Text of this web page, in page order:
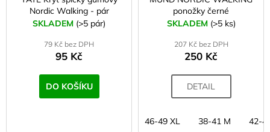
Nordic Walking - pár
SKLADEM (>5 pár)
79 Kč bez DPH
95 Kč
DO KOŠÍKU
ponožky černé
SKLADEM (>5 ks)
207 Kč bez DPH
250 Kč
DETAIL
46-49 XL 38-41 M 42-